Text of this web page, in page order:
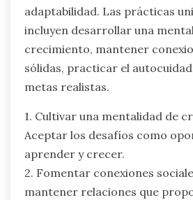
adaptabilidad. Las prácticas
incluyen desarrollar una
crecimiento, mantener
sólidas, practicar el
metas realistas.
1. Cultivar una mentalidad de
Aceptar los desafíos como
aprender y crecer.
2. Fomentar conexiones
mantener relaciones que